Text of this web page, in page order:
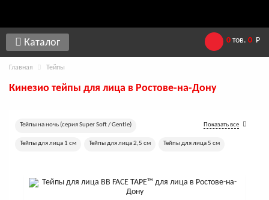
Каталог 0 тов. 0 Р
Главная Тейпы
Кинезио тейпы для лица в Ростове-на-Дону
Показать все
Тейпы на ночь (серия Super Soft / Gentle)
Тейпы для лица 1 см Тейпы для лица 2,5 см Тейпы для лица 5 см
Перфорированные тейпы для лица Тейпы для лица 7,5 см